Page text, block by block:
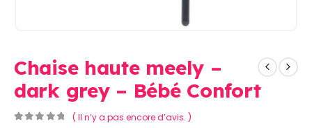
Chaise haute meely –
dark grey – Bébé Confort
( Il n’y a pas encore d’avis. )